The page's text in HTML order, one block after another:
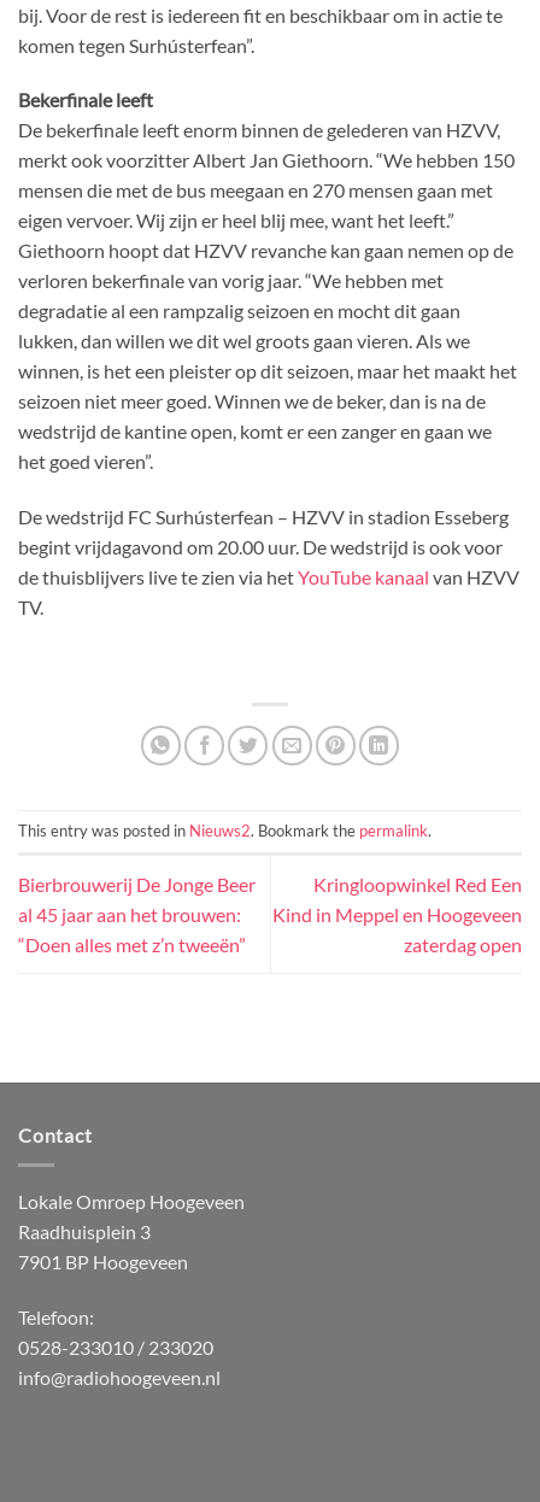
bij. Voor de rest is iedereen fit en beschikbaar om in actie te
komen tegen Surhústerfean”.
Bekerfinale leeft
De bekerfinale leeft enorm binnen de gelederen van HZVV,
merkt ook voorzitter Albert Jan Giethoorn. “We hebben 150
mensen die met de bus meegaan en 270 mensen gaan met
eigen vervoer. Wij zijn er heel blij mee, want het leeft.”
Giethoorn hoopt dat HZVV revanche kan gaan nemen op de
verloren bekerfinale van vorig jaar. “We hebben met
degradatie al een rampzalig seizoen en mocht dit gaan
lukken, dan willen we dit wel groots gaan vieren. Als we
winnen, is het een pleister op dit seizoen, maar het maakt het
seizoen niet meer goed. Winnen we de beker, dan is na de
wedstrijd de kantine open, komt er een zanger en gaan we
het goed vieren”.
De wedstrijd FC Surhústerfean – HZVV in stadion Esseberg
begint vrijdagavond om 20.00 uur. De wedstrijd is ook voor
de thuisblijvers live te zien via hetYouTube kanaal van HZVV
TV.
This entry was posted in Nieuws2. Bookmark the permalink.
Bierbrouwerij De Jonge Beer
al 45 jaar aan het brouwen:
“Doen alles met z’n tweeën”
Kringloopwinkel Red Een
Kind in Meppel en Hoogeveen
zaterdag open
Contact
Lokale Omroep Hoogeveen
Raadhuisplein 3
7901 BP Hoogeveen
Telefoon:
0528-233010 / 233020
info@radiohoogeveen.nl